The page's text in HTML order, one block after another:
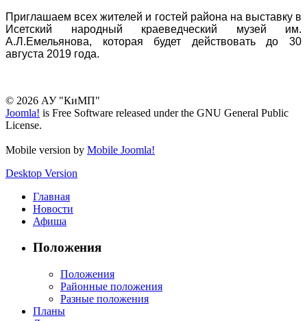
Приглашаем всех жителей и гостей района на выставку в
Исетский народный краеведческий музей им.
А.Л.Емельянова, которая будет действовать до 30
августа 2019 года.
© 2026 АУ "КиМП"
Joomla! is Free Software released under the GNU General Public
License.
Mobile version by Mobile Joomla!
Desktop Version
Главная
Новости
Афиша
Положения
Положения
Районные положения
Разные положения
Планы